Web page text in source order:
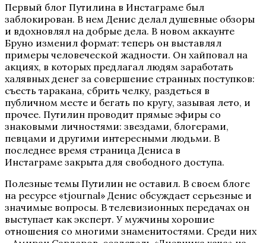
Первый блог Путилина в Инстаграме был
заблокирован. В нем Денис делал душевные обзоры
и вдохновлял на добрые дела. В новом аккаунте
Бруно изменил формат: теперь он выставлял
примеры человеческой жадности. Он хайповал на
акциях, в которых предлагал людям заработать
халявных денег за совершение странных поступков:
съесть таракана, сбрить челку, раздеться в
публичном месте и бегать по кругу, зазывая лето, и
прочее. Путилин проводит прямые эфиры со
знаковыми личностями: звездами, блогерами,
певцами и другими интересными людьми. В
последнее время страница Дениса в
Инстаграме закрыта для свободного доступа.
Полезные темы Путилин не оставил. В своем блоге
на ресурсе «tjournal» Денис обсуждает серьезные и
значимые вопросы. В телевизионных передачах он
выступает как эксперт. У мужчины хорошие
отношения со многими знаменитостями. Среди них